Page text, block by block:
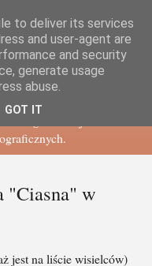
"Ciasna" w
jest na liście wisielców)
to deliver its services
and user-agent are
and security
generate usage
abuse.
GOT IT